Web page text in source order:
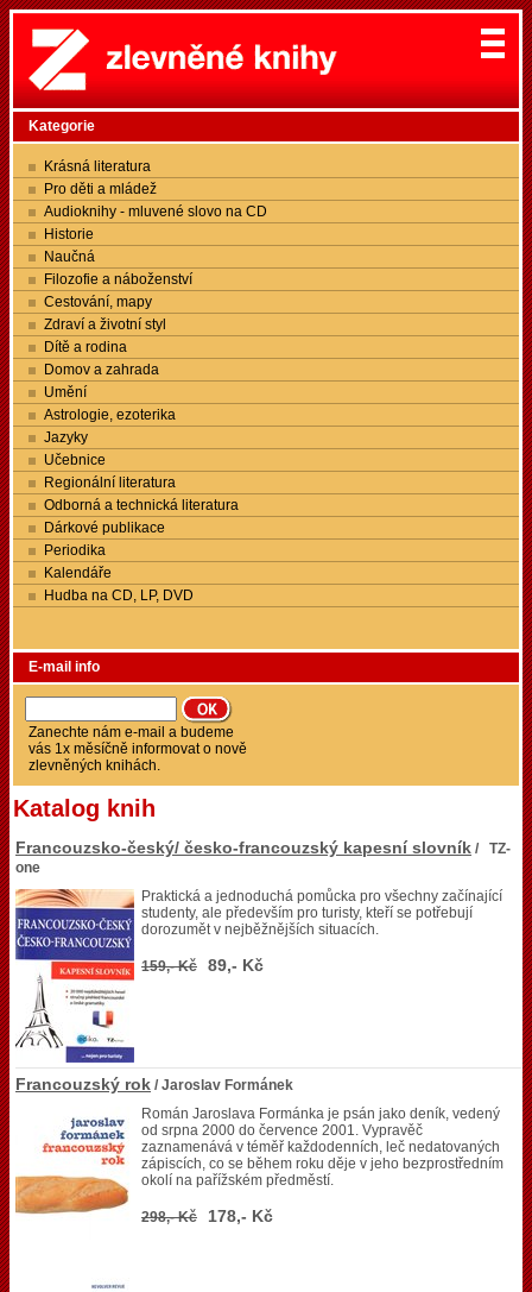
Kategorie
Krásná literatura
Pro děti a mládež
Audioknihy - mluvené slovo na CD
Historie
Naučná
Filozofie a náboženství
Cestování, mapy
Zdraví a životní styl
Dítě a rodina
Domov a zahrada
Umění
Astrologie, ezoterika
Jazyky
Učebnice
Regionální literatura
Odborná a technická literatura
Dárkové publikace
Periodika
Kalendáře
Hudba na CD, LP, DVD
E-mail info
Zanechte nám e-mail a budeme
vás 1x měsíčně informovat o nově
zlevněných knihách.
Katalog knih
Francouzsko-český/ česko-francouzský kapesní slovník / TZ-
one
Praktická a jednoduchá pomůcka pro všechny začínající
studenty, ale především pro turisty, kteří se potřebují
dorozumět v nejběžnějších situacích.
159,- Kč 89,- Kč
Francouzský rok / Jaroslav Formánek
Román Jaroslava Formánka je psán jako deník, vedený
od srpna 2000 do července 2001. Vypravěč
zaznamenává v téměř každodenních, leč nedatovaných
zápiscích, co se během roku děje v jeho bezprostředním
okolí na pařížském předměstí.
298,- Kč 178,- Kč